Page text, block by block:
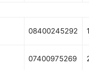
08400245292
07400975269